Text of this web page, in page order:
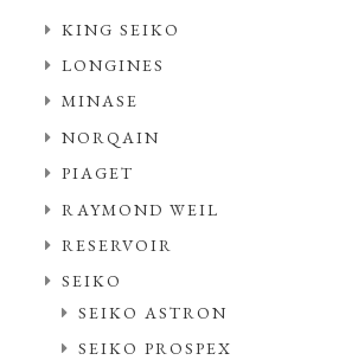
KING SEIKO
LONGINES
MINASE
NORQAIN
PIAGET
RAYMOND WEIL
RESERVOIR
SEIKO
SEIKO ASTRON
SEIKO PROSPEX